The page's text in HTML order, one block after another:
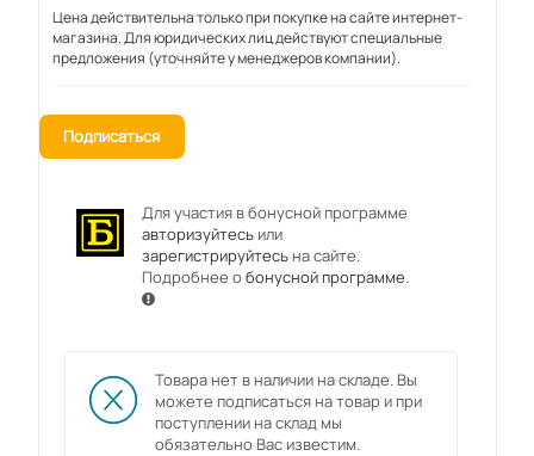
Цена действительна только при покупке на сайте интернет-
магазина. Для юридических лиц действуют специальные
предложения (уточняйте у менеджеров компании).
Подписаться
Для участия в бонусной программе
авторизуйтесьили
зарегистрируйтесьна сайте.
Подробнее обонусной программе.
Товара нет в наличии на складе. Вы
можете подписаться на товар и при
поступлении на склад мы
обязательно Вас известим.